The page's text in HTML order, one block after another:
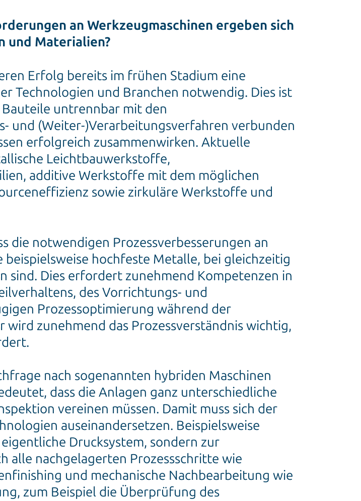
an Werkzeugmaschinen ergeben sich
und Materialien?
Erfolg bereits im frühen Stadium eine
Technologien und Branchen notwendig. Dies ist
untrennbar mit den
und (Weiter-)Verarbeitungsverfahren verbunden
erfolgreich zusammenwirken. Aktuelle
Leichtbauwerkstoffe,
additive Werkstoffe mit dem möglichen
sowie zirkuläre Werkstoffe und
die notwendigen Prozessverbesserungen an
hochfeste Metalle, bei gleichzeitig
Dies erfordert zunehmend Kompetenzen in
des Vorrichtungs- und
Prozessoptimierung während der
zunehmend das Prozessverständnis wichtig,
nach sogenannten hybriden Maschinen
dass die Anlagen ganz unterschiedliche
vereinen müssen. Damit muss sich der
auseinandersetzen. Beispielsweise
Drucksystem, sondern zur
alle nachgelagerten Prozessschritte wie
und mechanische Nachbearbeitung wie
zum Beispiel die Überprüfung des